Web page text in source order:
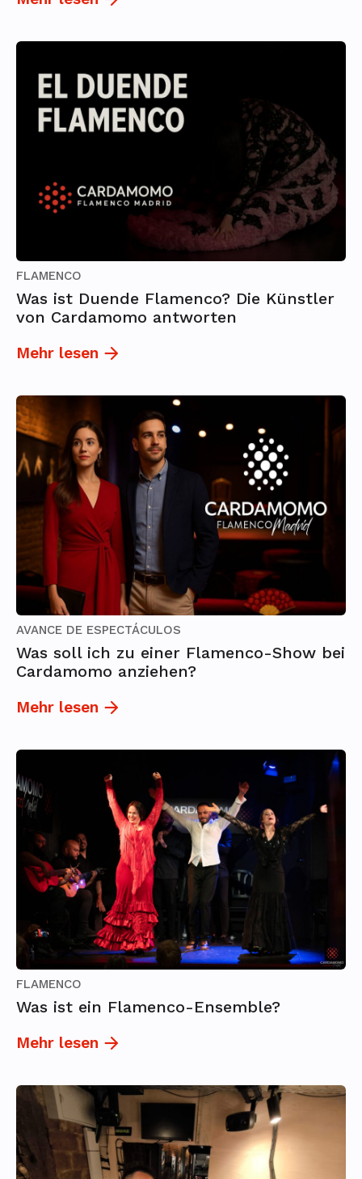
FLAMENCO
Was ist Duende Flamenco? Die Künstler
von Cardamomo antworten
Mehr lesen
AVANCE DE ESPECTÁCULOS
Was soll ich zu einer Flamenco-Show bei
Cardamomo anziehen?
Mehr lesen
FLAMENCO
Was ist ein Flamenco-Ensemble?
Mehr lesen